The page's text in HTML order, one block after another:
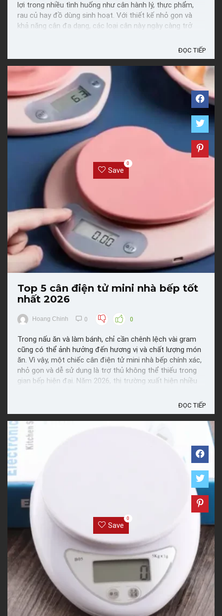
lợi trong nhiều tình huống như cân hành lý, thực phẩm,
rau củ hay đồ dùng sinh hoạt. Với thiết kế nhỏ gọn và
khả năng cân đa dạng, các loại cân này ngày càng trở
ĐỌC TIẾP
Save
0
Top 5 cân điện tử mini nhà bếp tốt
nhất 2026
Hoang Chinh 0 0
Trong nấu ăn và làm bánh, chỉ cần chênh lệch vài gram
cũng có thể ảnh hưởng đến hương vị và chất lượng món
ăn. Vì vậy, một chiếc cân điện tử mini nhà bếp chính xác,
nhỏ gọn và dễ sử dụng là trợ thủ không thể thiếu trong
gian bếp hiện đại. Năm 2026, thị trường xuất hiện nhiều
ĐỌC TIẾP
Save
0